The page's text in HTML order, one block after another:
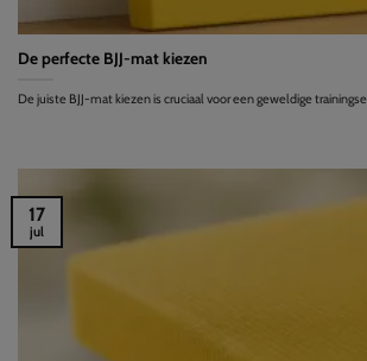
De perfecte BJJ-mat kiezen
De juiste BJJ-mat kiezen is cruciaal voor een geweldige
17
jul